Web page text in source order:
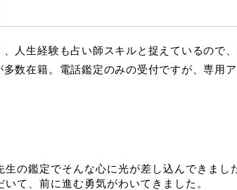
人生経験も占い師スキルと捉えているので
数在籍。電話鑑定のみの受付ですが、専用
の鑑定でそんな心に光が差し込んできまし
て、前に進む勇気がわいてきました。